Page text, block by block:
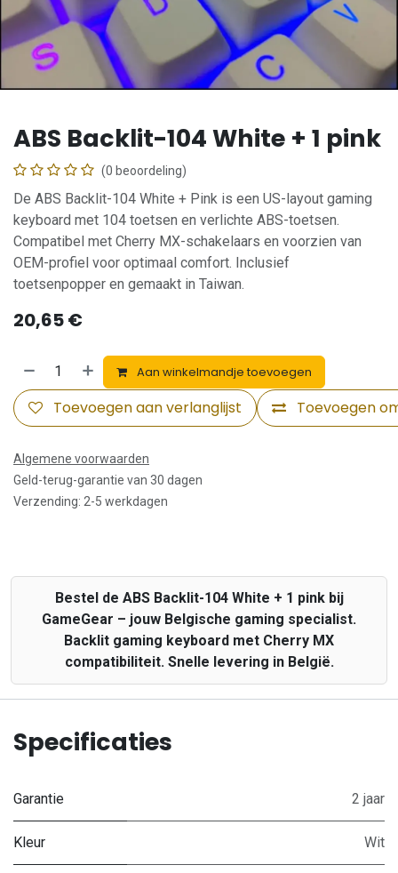
ABS Backlit-104 White + 1 pink
(0 beoordeling)
De ABS Backlit-104 White + Pink is een US-layout gaming
keyboard met 104 toetsen en verlichte ABS-toetsen.
Compatibel met Cherry MX-schakelaars en voorzien van
OEM-profiel voor optimaal comfort. Inclusief
toetsenpopper en gemaakt in Taiwan.
20,65€
Aan winkelmandje toevoegen
Toevoegen
Toevoegen aan verlanglijst
Algemene voorwaarden
Geld-terug-garantie van 30 dagen
Verzending: 2-5 werkdagen
Bestel de ABS Backlit-104 White + 1 pink bij
GameGear – jouw Belgische gaming specialist.
Backlit gaming keyboard met Cherry MX
compatibiliteit. Snelle levering in België.
Specificaties
Garantie 2 jaar
Kleur Wit